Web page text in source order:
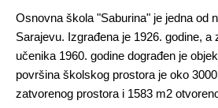
Osnovna škola "Saburina" je jedna od
Sarajevu. Izgrađena je 1926. godine, a
učenika 1960. godine dograđen je
površina školskog prostora je oko
zatvorenog prostora i 1583 m2